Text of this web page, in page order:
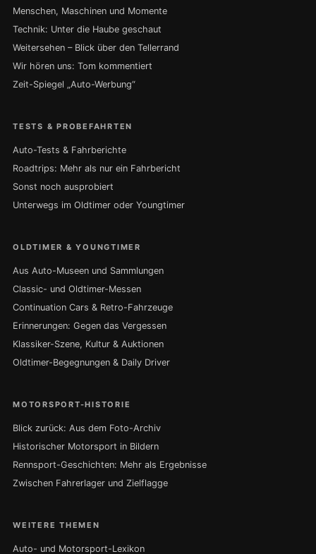
Menschen, Maschinen und Momente
Technik: Unter die Haube geschaut
Weitersehen – Blick über den Tellerrand
Wir hören uns: Tom kommentiert
Zeit-Spiegel „Auto-Werbung“
TESTS & PROBEFAHRTEN
Auto-Tests & Fahrberichte
Roadtrips: Mehr als nur ein Fahrbericht
Sonst noch ausprobiert
Unterwegs im Oldtimer oder Youngtimer
OLDTIMER & YOUNGTIMER
Aus Auto-Museen und Sammlungen
Classic- und Oldtimer-Messen
Continuation Cars & Retro-Fahrzeuge
Erinnerungen: Gegen das Vergessen
Klassiker-Szene, Kultur & Auktionen
Oldtimer-Begegnungen & Daily Driver
MOTORSPORT-HISTORIE
Blick zurück: Aus dem Foto-Archiv
Historischer Motorsport in Bildern
Rennsport-Geschichten: Mehr als Ergebnisse
Zwischen Fahrerlager und Zielflagge
WEITERE THEMEN
Auto- und Motorsport-Lexikon